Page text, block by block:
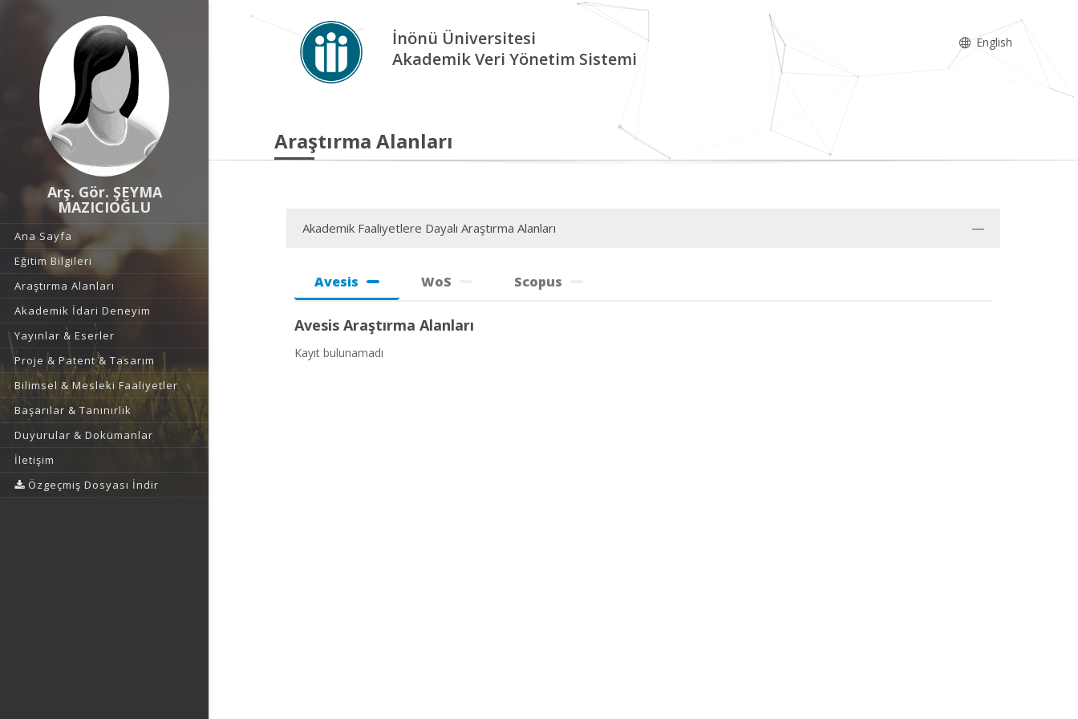
Arş. Gör. ŞEYMA
MAZICIOĞLU
Ana Sayfa
Eğitim Bilgileri
Araştırma Alanları
Akademik İdari Deneyim
Yayınlar & Eserler
Proje & Patent & Tasarım
Bilimsel & Mesleki Faaliyetler
Başarılar & Tanınırlık
Duyurular & Dokümanlar
İletişim
Özgeçmiş Dosyası İndir
İnönü Üniversitesi
Akademik Veri Yönetim Sistemi
English
Araştırma Alanları
Akademik Faaliyetlere Dayalı Araştırma Alanları
Avesis WoS Scopus
Avesis Araştırma Alanları
Kayıt bulunamadı